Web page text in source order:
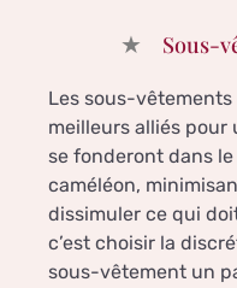
Sous-
Les sous-
meilleurs alliés
se fonderont dans
caméléon,
dissimuler ce qui
c’est choisir la
sous-vêtement un